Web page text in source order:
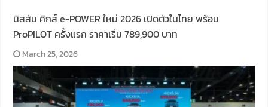
นิสสัน คิกส์ e-POWER ใหม่ 2026 เปิดตัวในไทย พร้อม
ProPILOT ครั้งแรก ราคาเริ่ม 789,900 บาท
March 25, 2026